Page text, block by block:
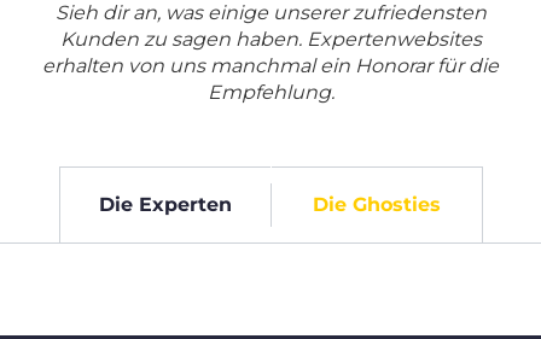
Sieh dir an, was einige unserer zufriedensten
Kunden zu sagen haben. Expertenwebsites
erhalten von uns manchmal ein Honorar für die
Empfehlung.
Die Experten Die Ghosties